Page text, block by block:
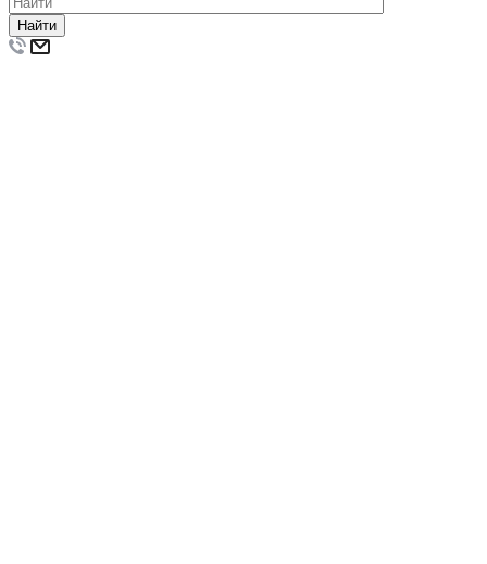
Найти